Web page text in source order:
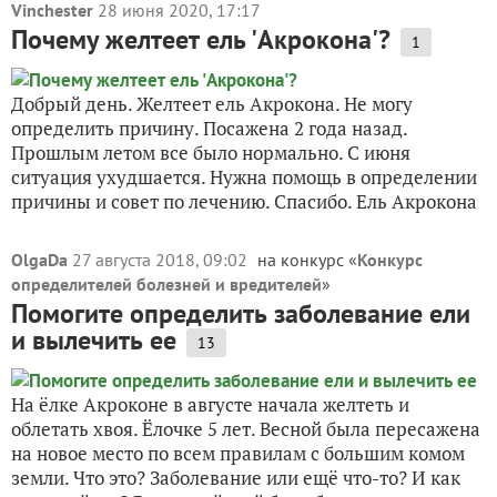
Vinchester 28 июня 2020, 17:17
Почему желтеет ель 'Акрокона'? 1
Добрый день. Желтеет ель Акрокона. Не могу
определить причину. Посажена 2 года назад.
Прошлым летом все было нормально. С июня
ситуация ухудшается. Нужна помощь в определении
причины и совет по лечению. Спасибо. Ель Акрокона
OlgaDa 27 августа 2018, 09:02 на конкурс «Конкурс
определителей болезней и вредителей»
Помогите определить заболевание ели
и вылечить ее 13
На ёлке Акроконе в августе начала желтеть и
облетать хвоя. Ёлочке 5 лет. Весной была пересажена
на новое место по всем правилам с большим комом
земли. Что это? Заболевание или ещё что-то? И как